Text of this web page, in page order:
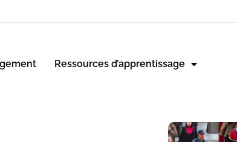
Ressources d’apprentissage